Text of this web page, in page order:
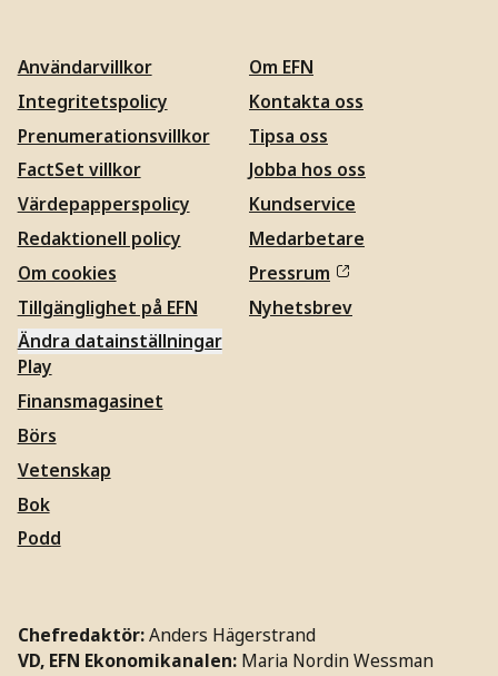
Användarvillkor
Integritetspolicy
Prenumerationsvillkor
FactSet villkor
Värdepapperspolicy
Redaktionell policy
Om cookies
Tillgänglighet på EFN
Ändra datainställningar
Om EFN
Kontakta oss
Tipsa oss
Jobba hos oss
Kundservice
Medarbetare
Pressrum
Nyhetsbrev
Play
Finansmagasinet
Börs
Vetenskap
Bok
Podd
Chefredaktör:Anders Hägerstrand
VD, EFN Ekonomikanalen: Maria Nordin Wessman